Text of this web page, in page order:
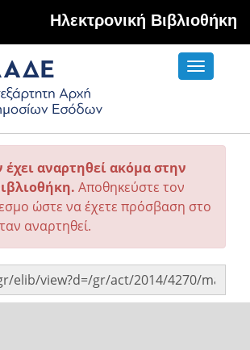
Hλεκτρονική Βιβλιοθήκη
Toggle
αναρτηθεί ακόμα στην
Αποθηκεύστε τον
ώστε να έχετε πρόσβαση στο
αναρτηθεί.